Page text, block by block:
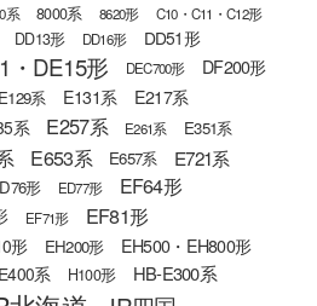
系 8000系 8620形
C10・C11・C12形
DD13形 DD16形 DD51形
・DE15形 DEC700形 DF200形
E129系 E131系 E217系
系 E257系 E261系 E351系
E653系 E657系 E721系
形 ED77形 EF64形
EF71形
EF81形
形 EH200形 EH500・EH800形
系 H100形 HB-E300系